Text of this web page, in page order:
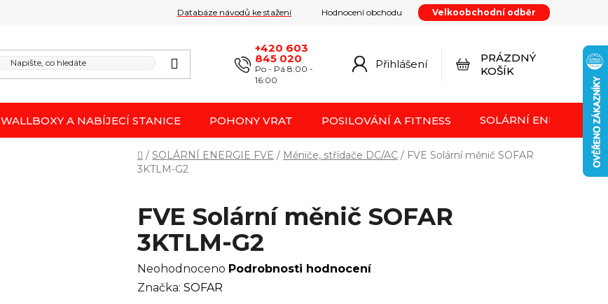
Databáze návodů ke stažení Hodnocení obchodu
Velkoobchodní odběr
Reklamace / odstoupení od smlouvy
+420 603
845 020
Po - Pá 8:00 -
16:00
Přihlášení
NÁKUPNÍ
PRÁZDNÝ
KOŠÍK
WALLBOXY A NABÍJECÍ STANICE POHONY VRAT POSILOVÁNÍ A FITNESS SOLÁRNÍ ENERGIE FVE
Domů
/ SOLÁRNÍ ENERGIE FVE / Měniče, střídače DC/AC / FVE Solární měnič SOFAR
3KTLM-G2
FVE Solární měnič SOFAR
3KTLM-G2
Průměrné
hodnocení
Neohodnoceno Podrobnosti hodnocení
Značka: SOFAR